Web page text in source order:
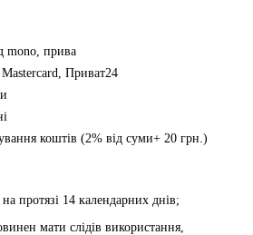
mono, прива
Приват24
коштів (2% від суми+ 20 грн.)
протязі 14 календарних днів;
мати слідів використання,